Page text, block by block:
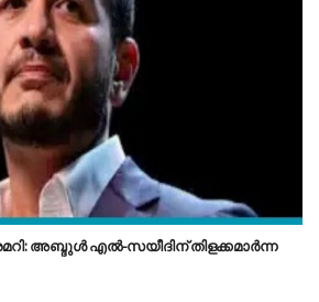
അബ്ദുൾ എൽ-സയീദിന് തിളക്കമാർന്ന